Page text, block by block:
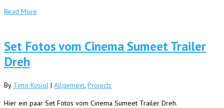
Read More
Set Fotos vom Cinema Sumeet Trailer
Dreh
By Timo Kosiol | Allgemein, Projects
Hier ein paar Set Fotos vom Cinema Sumeet Trailer Dreh.